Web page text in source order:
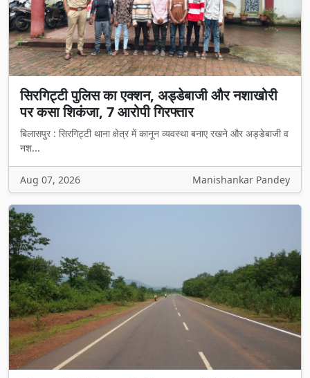
सिरगिट्टी पुलिस का एक्शन, अड्डेबाजी और नशाखोरी
पर कसा शिकंजा, 7 आरोपी गिरफ्तार
बिलासपुर : सिरगिट्टी थाना क्षेत्र में कानून व्यवस्था बनाए रखने और अड्डेबाजी व
नश...
Aug 07, 2026 Manishankar Pandey